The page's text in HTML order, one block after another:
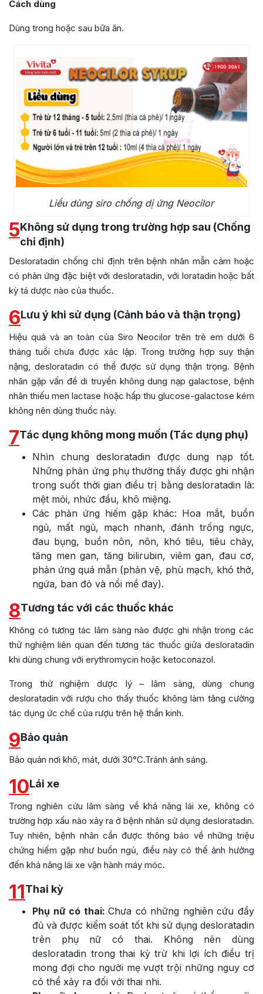
Cách dùng
Dùng trong hoặc sau bữa ăn.
Liều dùng siro chống dị ứng Neocilor
5Không sử dụng trong trường hợp sau (Chống
chỉ định)
Desloratadin chống chỉ định trên bệnh nhân mẫn cảm hoặc
có phản ứng đặc biệt với desloratadin, với loratadin hoặc bất
kỳ tá dược nào của thuốc.
6Lưu ý khi sử dụng (Cảnh báo và thận trọng)
Hiệu quả và an toàn của Siro Neocilor trên trẻ em dưới 6
tháng tuổi chưa được xác lập. Trong trường hợp suy thận
nặng, desloratadin có thể được sử dụng thận trọng. Bệnh
nhân gặp vấn đề di truyền không dung nạp galactose, bệnh
nhân thiếu men lactase hoặc hấp thu glucose-galactose kém
không nên dùng thuốc này.
7Tác dụng không mong muốn (Tác dụng phụ)
Nhìn chung desloratadin được dung nạp tốt.
Những phản ứng phụ thường thấy được ghi nhận
trong suốt thời gian điều trị bằng desloratadin là:
mệt mỏi, nhức đầu, khô miệng.
Các phản ứng hiếm gặp khác: Hoa mắt, buồn
ngủ, mất ngủ, mạch nhanh, đánh trống ngực,
đau bụng, buồn nôn, nôn, khó tiêu, tiêu chảy,
tăng men gan, tăng bilirubin, viêm gan, đau cơ,
phản ứng quá mẫn (phản vệ, phù mạch, khó thở,
ngứa, ban đỏ và nổi mề đay).
8Tương tác với các thuốc khác
Không có tương tác lâm sàng nào được ghi nhận trong các
thử nghiệm liên quan đến tương tác thuốc giữa desloratadin
khi dùng chung với erythromycin hoặc ketoconazol.
Trong thử nghiệm dược lý – lâm sàng, dùng chung
desloratadin với rượu cho thấy thuốc không làm tăng cường
tác dụng ức chế của rượu trên hệ thần kinh.
9Bảo quản
Bảo quản nơi khô, mát, dưới 30°C.Tránh ánh sáng.
10Lái xe
Trong nghiên cứu lâm sàng về khả năng lái xe, không có
trường hợp xấu nào xảy ra ở bệnh nhân sử dụng desloratadin.
Tuy nhiên, bệnh nhân cần được thông báo về những triệu
chứng hiếm gặp như buồn ngủ, điều này có thể ảnh hưởng
đến khả năng lái xe vận hành máy móc.
11Thai kỳ
Phụ nữ có thai:Chưa có những nghiên cứu đầy
đủ và được kiểm soát tốt khi sử dụng desloratadin
trên phụ nữ có thai. Không nên dùng
desloratadin trong thai kỳ trừ khi lợi ích điều trị
mong đợi cho người mẹ vượt trội những nguy cơ
có thể xảy ra đối với thai nhi.